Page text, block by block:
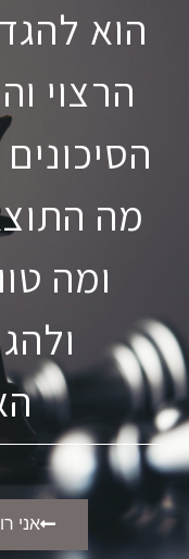
הוא
הרצוי
הסיכונים
מה
ומה
אני